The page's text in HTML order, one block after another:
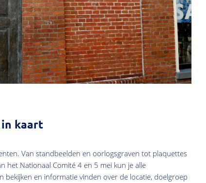
kaart
Van standbeelden en oorlogsgraven tot plaquettes
het Nationaal Comité 4 en 5 mei kun je alle
bekijken en informatie vinden over de locatie, doelgroep